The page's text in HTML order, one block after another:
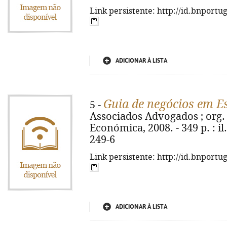
Link persistente: http://
ADICIONAR À LISTA
5 - Guia de negócios em
Associados Advogados ;
Económica, 2008. - 349 p. :
249-6
Link persistente: http://
ADICIONAR À LISTA